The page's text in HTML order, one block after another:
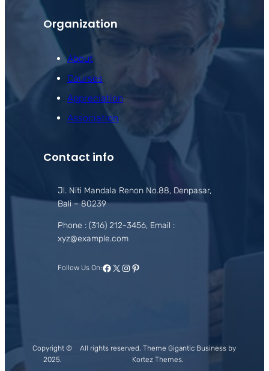
Organization
About
Courses
Appreciation
Association
Contact info
Jl. Niti Mandala Renon No.88, Denpasar,
Bali – 80239
Phone : (316) 212-3456, Email :
xyz@example.com
Follow Us On:Facebook
X Instagram
Pinterest
Copyright ©
2025.
All rights reserved. Theme Gigantic Business by
Kortez Themes.